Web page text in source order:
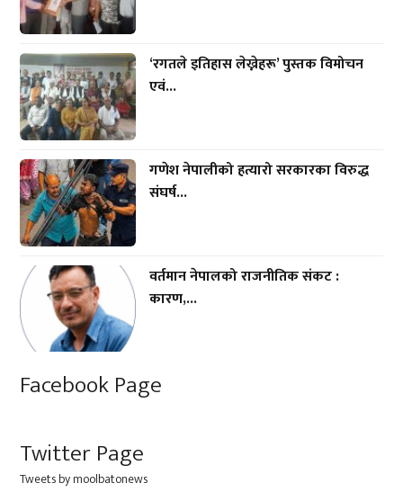
‘रगतले इतिहास लेख्नेहरू’ पुस्तक विमोचन
एवं...
गणेश नेपालीको हत्यारो सरकारका विरुद्ध
संघर्ष...
वर्तमान नेपालको राजनीतिक संकट :
कारण,...
Facebook Page
Twitter Page
Tweets by moolbatonews